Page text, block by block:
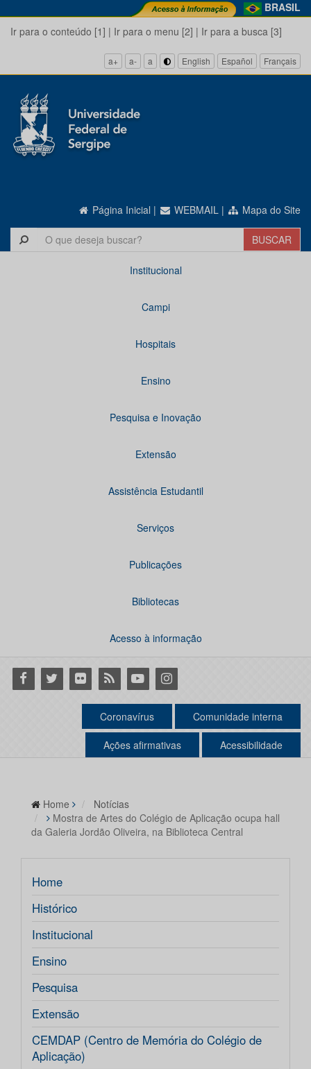
BRASIL
Ir para o conteúdo [1] | Ir para o menu [2] | Ir para a busca [3]
a+ a- a English Español Français
Página Inicial | WEBMAIL | Mapa do Site
Institucional
Campi
Hospitais
Ensino
Pesquisa e Inovação
Extensão
Assistência Estudantil
Serviços
Publicações
Bibliotecas
Acesso à informação
Facebook
Twitter Flickr RSS YoutubeInstagram
Coronavírus Comunidade interna
Ações afirmativas Acessibilidade
Home
Notícias
Mostra de Artes do Colégio de Aplicação ocupa hall
da Galeria Jordão Oliveira, na Biblioteca Central
Home
Histórico
Institucional
Ensino
Pesquisa
Extensão
CEMDAP (Centro de Memória do Colégio de
Aplicação)